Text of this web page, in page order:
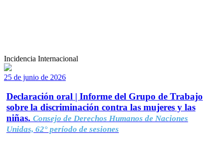
Incidencia Internacional
25 de junio de 2026
Declaración oral | Informe del Grupo de Trabajo
sobre la discriminación contra las mujeres y las
niñas. Consejo de Derechos Humanos de Naciones
Unidas, 62° período de sesiones